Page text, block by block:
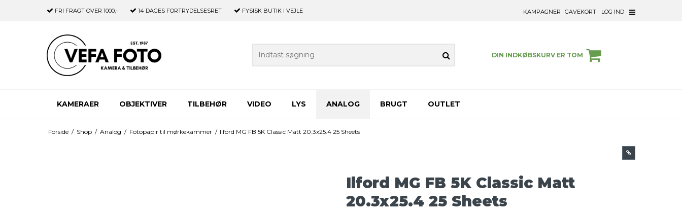
FRI FRAGT OVER 1000,- 14 DAGES FORTRYDELSESRET FYSISK BUTIK I VEJLE KAMPAGNER GAVEKORT LOG IND
DIN INDKØBSKURV ER TOM
KAMERAER OBJEKTIVER TILBEHØR VIDEO LYS ANALOG BRUGT OUTLET
Forside / Shop / Analog / Fotopapir til mørkekammer / Ilford MG FB 5K Classic Matt 20.3x25.4 25 Sheets
Ilford MG FB 5K Classic Matt
20.3x25.4 25 Sheets